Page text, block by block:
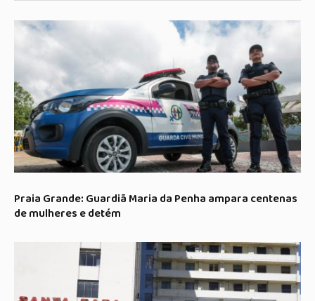
Praia Grande: Guardiã Maria da Penha ampara centenas
de mulheres e detém